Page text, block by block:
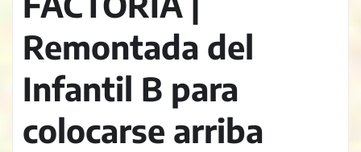
Remontada del
Infantil B para
colocarse arriba